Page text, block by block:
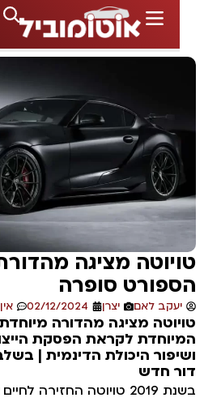
מציגה מהדורת
סופרה
לאם יצרן 02/12/2024 אין
מציגה מהדורה מיוחדת
לקראת הפסקת הייצור
היכולת הדינמית | בשלב
חדש